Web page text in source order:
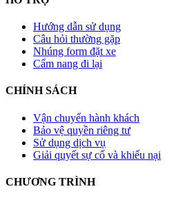
Hướng dẫn sử dụng
Câu hỏi thường gặp
Nhúng form đặt xe
Cẩm nang đi lại
CHÍNH SÁCH
Vận chuyển hành khách
Bảo vệ quyền riêng tư
Sử dụng dịch vụ
Giải quyết sự cố và khiếu nại
CHƯƠNG TRÌNH